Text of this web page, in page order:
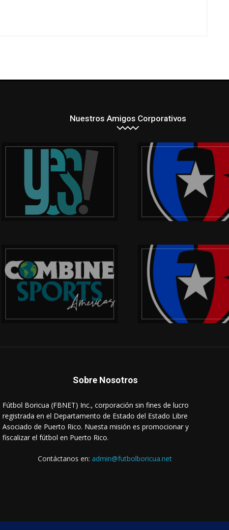
Nuestros Amigos Corporativos
Sobre Nosotros
Fútbol Boricua (FBNET) Inc., corporación sin fines de lucro
registrada en el Departamento de Estado del Estado Libre
Asociado de Puerto Rico. Nuesta misión es promocionar y
fiscalizar el fútbol en Puerto Rico.
Contáctanos en: admin@futbolboricua.net